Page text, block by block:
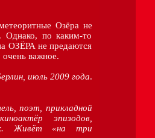
Озёра не
Однако, по каким-то
ОЗЁРА не предаются
важное.
июль 2009 года.
поэт, прикладной
киноактёр эпизодов,
Живёт «на три